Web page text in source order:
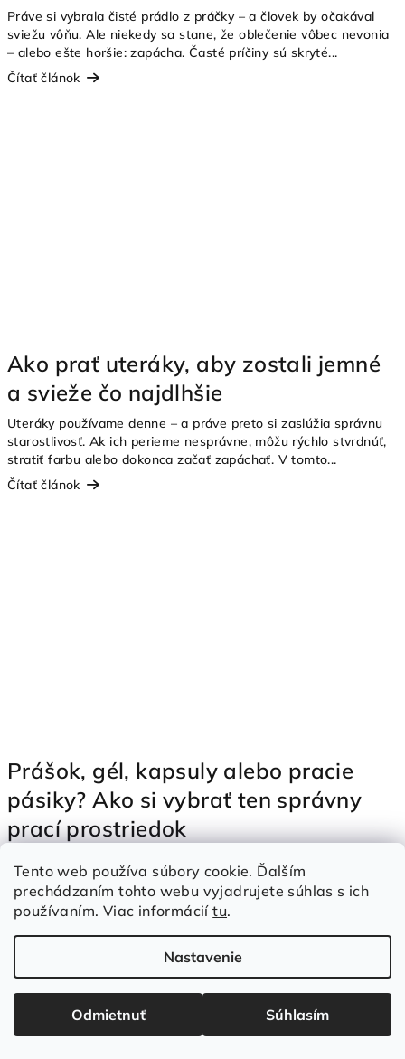
Tento web používa súbory cookie. Ďalším
prechádzaním tohto webu vyjadrujete súhlas s ich
používaním. Viac informáciítu.
Nastavenie
Odmietnuť Súhlasím
Práve si vybrala čisté prádlo z práčky – a človek by očakával
sviežu vôňu. Ale niekedy sa stane, že oblečenie vôbec nevonia
– alebo ešte horšie: zapácha. Časté príčiny sú skryté...
Čítať článok
Ako prať uteráky, aby zostali jemné
a svieže čo najdlhšie
Uteráky používame denne – a práve preto si zaslúžia správnu
starostlivosť. Ak ich perieme nesprávne, môžu rýchlo stvrdnúť,
stratiť farbu alebo dokonca začať zapáchať. V tomto...
Čítať článok
Prášok, gél, kapsuly alebo pracie
pásiky? Ako si vybrať ten správny
prací prostriedok
Na trhu existuje viacero možností, ako sa postarať o čistotu a
sviežosť nášho prádla – od klasického prášku na pranie cez
tekutý gél, kapsuly až po moderné pracie pásiky. Každý...
Čítať článok